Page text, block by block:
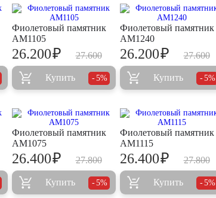
Фиолетовый памятник
AM1105
27.600
26.200₽
Купить 5%
Фиолетовый памятник
AM1240
27.600
26.200₽
Купить 5%
Фиолетовый памятник
AM1075
27.800
26.400₽
Купить 5%
Фиолетовый памятник
AM1115
27.800
26.400₽
Купить 5%